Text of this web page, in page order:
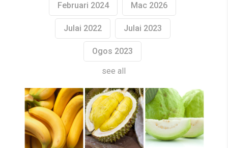
Februari 2024 Mac 2026
Julai 2022 Julai 2023
Ogos 2023
see all